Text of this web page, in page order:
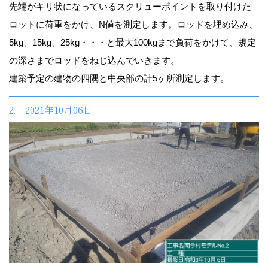
先端がキリ状になっているスクリューポイントを取り付けた
ロットに荷重をかけ、N値を測定します。ロッドを埋め込み、
5kg、15kg、25kg・・・と最大100kgまで負荷をかけて、規定
の深さまでロッドをねじ込んでいきます。
建築予定の建物の四隅と中央部の計5ヶ所測定します。
2. 2021年10月06日